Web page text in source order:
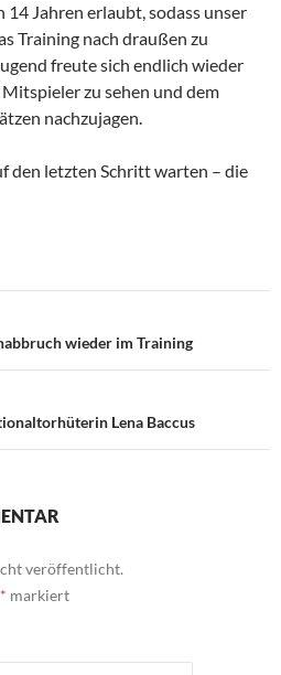
Jahren erlaubt, sodass unser
Training nach draußen zu
freute sich endlich wieder
zu sehen und dem
nachzujagen.
den letzten Schritt warten – die
wieder im Training
Lena Baccus
veröffentlicht.
* markiert